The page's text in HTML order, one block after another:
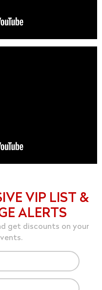
VIP LIST &
ALERTS
get discounts on your